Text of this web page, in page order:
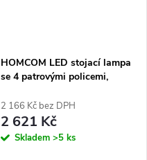
HOMCOM LED stojací lampa
se 4 patrovými policemi,
skleněnými policemi, nožní
spínač, MDF, černá barva
2 166 Kč bez DPH
2 621 Kč
Skladem >5 ks